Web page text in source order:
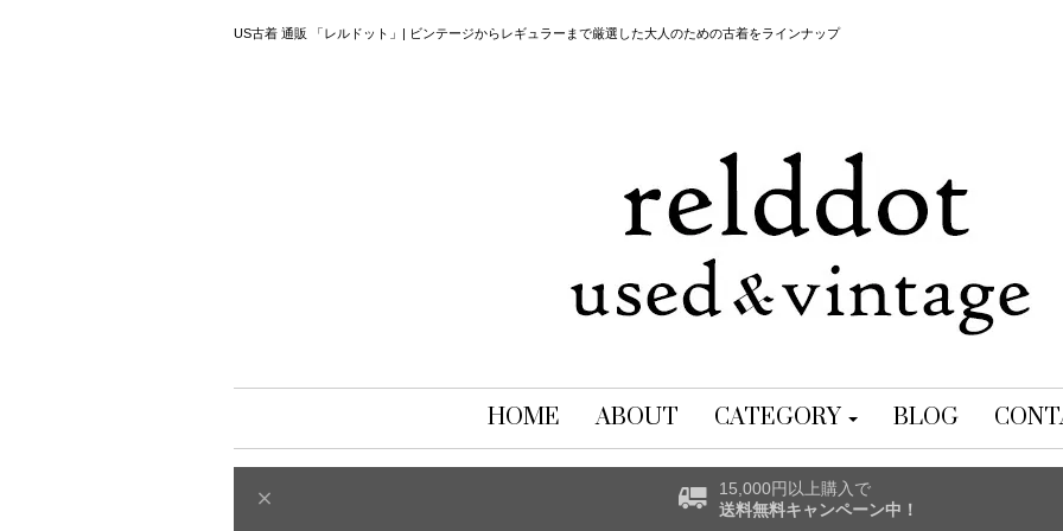
US古着 通販 「レルドット」| ビンテージからレギュラーまで厳選した大人のための古着をラインナップ
HOME ABOUT CATEGORY BLOG
15,000円以上購入で
送料無料キャンペーン中！